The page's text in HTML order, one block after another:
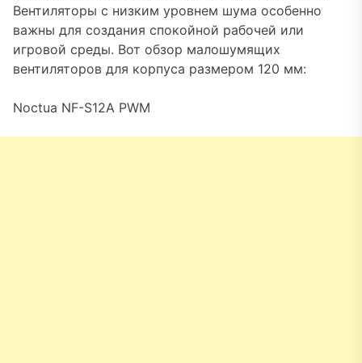
Вентиляторы с низким уровнем шума особенно
важны для создания спокойной рабочей или
игровой среды. Вот обзор малошумящих
вентиляторов для корпуса размером 120 мм:
Noctua NF-S12A PWM